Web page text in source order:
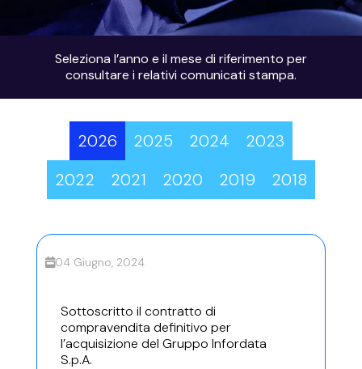
Seleziona l’anno e il mese di riferimento per
consultare i relativi comunicati stampa.
2026 2025 2024
2023
2022
2021 2020 2019 2018
04 Giugno, 2024
Sottoscritto il contratto di
compravendita definitivo per
l’acquisizione del Gruppo Infordata
S.p.A.